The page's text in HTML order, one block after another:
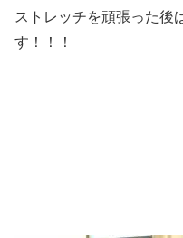
ストレッチを頑張った後
す！！！